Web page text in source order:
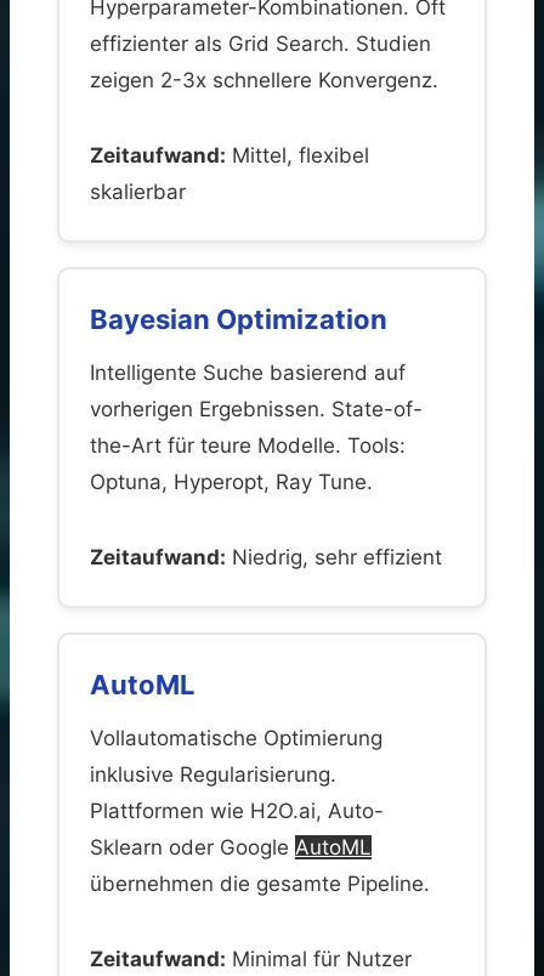
Hyperparameter-Kombinationen. Oft
effizienter als Grid Search. Studien
zeigen 2-3x schnellere Konvergenz.
Zeitaufwand: Mittel, flexibel
skalierbar
Bayesian Optimization
Intelligente Suche basierend auf
vorherigen Ergebnissen. State-of-
the-Art für teure Modelle. Tools:
Optuna, Hyperopt, Ray Tune.
Zeitaufwand: Niedrig, sehr effizient
AutoML
Vollautomatische Optimierung
inklusive Regularisierung.
Plattformen wie H2O.ai, Auto-
Sklearn oder Google AutoML
übernehmen die gesamte Pipeline.
Zeitaufwand: Minimal für Nutzer